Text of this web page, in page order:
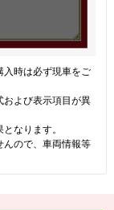
時は必ず現車をご
よび表示項目が異
なります。
んので、車両情報等